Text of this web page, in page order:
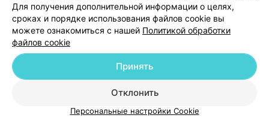
Добавить специалиста
Новости проекта
Размещение рекламы
Медицинский маркетинг
Публичный договор
Для получения дополнительной информации о целях,
сроках и порядке использования файлов cookie вы
можете ознакомиться с нашей Политикой обработки
файлов cookie
Отклонить
Принять
Персональные настройки Cookie